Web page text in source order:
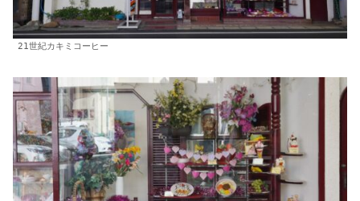
21世紀カキミコーヒー